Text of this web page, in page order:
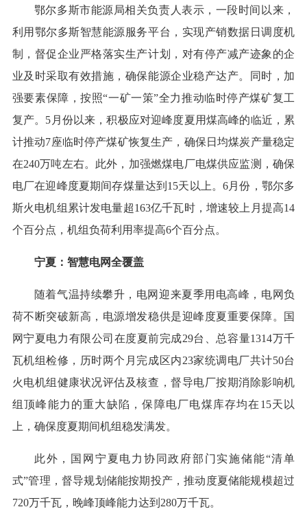
鄂尔多斯市能源局相关负责人表示，一段时间以来，
利用鄂尔多斯智慧能源服务平台，实现产销数据日调度机
制，督促企业严格落实生产计划，对有停产减产迹象的企
业及时采取有效措施，确保能源企业稳产达产。同时，加
强要素保障，按照“一矿一策”全力推动临时停产煤矿复工
复产。5月份以来，积极应对迎峰度夏用煤高峰的临近，累
计推动7座临时停产煤矿恢复生产，确保日均煤炭产量稳定
在240万吨左右。此外，加强燃煤电厂电煤供应监测，确保
电厂在迎峰度夏期间存煤量达到15天以上。6月份，鄂尔多
斯火电机组累计发电量超163亿千瓦时，增速较上月提高14
个百分点，机组负荷利用率提高6个百分点。
宁夏：智慧电网全覆盖
随着气温持续攀升，电网迎来夏季用电高峰，电网负
荷不断突破新高，电源增发稳供是迎峰度夏重要保障。国
网宁夏电力有限公司在度夏前完成29台、总容量1314万千
瓦机组检修，历时两个月完成区内23家统调电厂共计50台
火电机组健康状况评估及核查，督导电厂按期消除影响机
组顶峰能力的重大缺陷，保障电厂电煤库存均在15天以
上，确保度夏期间机组稳发满发。
此外，国网宁夏电力协同政府部门实施储能“清单
式”管理，督导规划储能按期投产，推动度夏储能规模超过
720万千瓦，晚峰顶峰能力达到280万千瓦。